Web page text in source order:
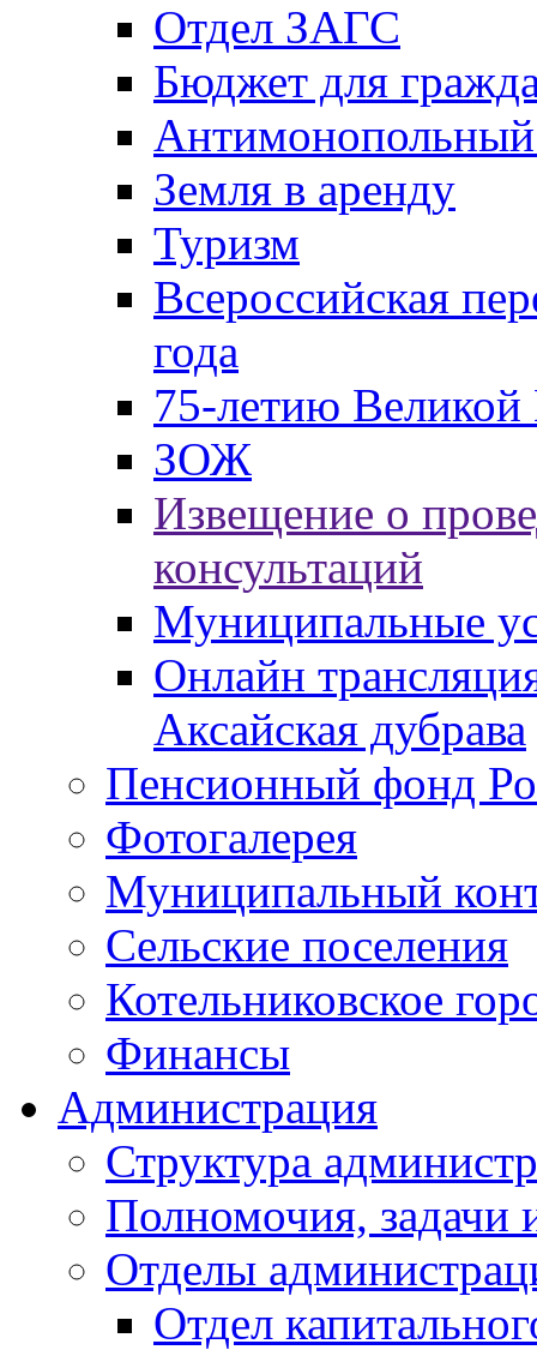
Отдел ЗАГС
Бюджет для
Антимонопольный
Земля в аренду
Туризм
Всероссийская
года
75-летию
ЗОЖ
Извещение о
консультаций
Муниципальные
Онлайн
Аксайская дубрава
Пенсионный фонд
Фотогалерея
Муниципальный
Сельские поселения
Котельниковское
Финансы
Администрация
Структура
Полномочия, задачи
Отделы
Отдел